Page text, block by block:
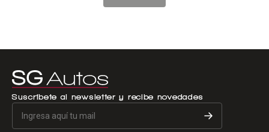
Suscríbete al newsletter y recibe novedades